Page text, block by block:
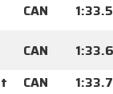
CAN
CAN
CAN